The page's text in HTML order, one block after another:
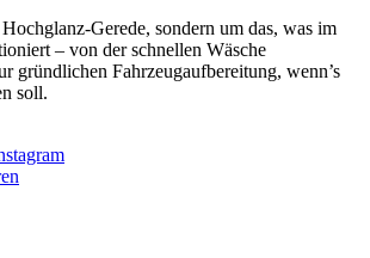
Gerede, sondern um das, was im
– von der schnellen Wäsche
gründlichen Fahrzeugaufbereitung, wenn’s
soll.